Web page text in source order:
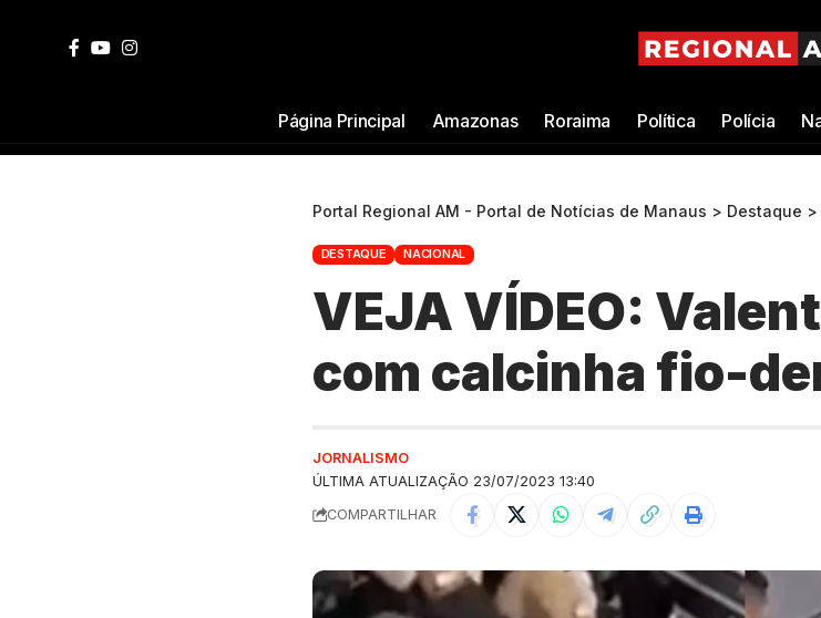
Página Principal Amazonas Roraima Política Polícia
Portal Regional AM - Portal de Notícias de Manaus > Destaque >
DESTAQUE NACIONAL
VEJA VÍDEO:
com calcinha fio-
ÚLTIMA ATUALIZAÇÃO 23/07/2023 13:40
JORNALISMO
COMPARTILHAR